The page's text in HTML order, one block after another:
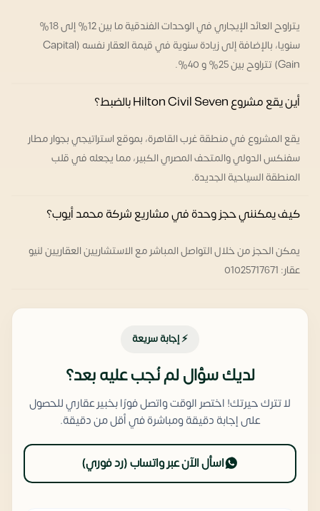
يتراوح العائد الإيجاري في الوحدات الفندقية ما بين 12% إلى 18%
سنويا، بالإضافة إلى زيادة سنوية في قيمة العقار نفسه (Capital
Gain) تتراوح بين 25% و 40%.
أين يقع مشروع Hilton Civil Seven بالضبط؟
يقع المشروع في منطقة غرب القاهرة، بموقع استراتيجي بجوار مطار
سفنكس الدولي والمتحف المصري الكبير، مما يجعله في قلب
المنطقة السياحية الجديدة.
كيف يمكنني حجز وحدة في مشاريع شركة محمد أيوب؟
يمكن الحجز من خلال التواصل المباشر مع الاستشاريين العقاريين لنيو
عقار: 01025717671
⚡ إجابة سريعة
لديك سؤال لم نُجب عليه بعد؟
لا تترك حيرتك! اختصر الوقت واتصل فورًا بخبير عقاري للحصول
على إجابة دقيقة ومباشرة في أقل من دقيقة.
اسأل الآن عبر واتساب (رد فوري)